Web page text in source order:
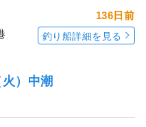
136日前
釣り船詳細を見る
）中潮